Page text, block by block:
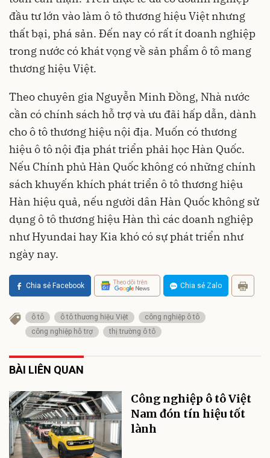
đầu tư lớn vào làm ô tô thương hiệu Việt nhưng
thất bại, phá sản. Đến nay có rất ít doanh nghiệp
trong nước có khát vọng về sản phẩm ô tô mang
thương hiệu Việt.
Theo chuyên gia Nguyễn Minh Đồng, Nhà nước
cần có chính sách hỗ trợ và ưu đãi hấp dẫn, dành
cho ô tô thương hiệu nội địa. Muốn có thương
hiệu ô tô nội địa phát triển phải học Hàn Quốc.
Nếu Chính phủ Hàn Quốc không có những chính
sách khuyến khích phát triển ô tô thương hiệu
Hàn hiệu quả, nếu người dân Hàn Quốc không sử
dụng ô tô thương hiệu Hàn thì các doanh nghiệp
như Hyundai hay Kia khó có sự phát triển như
ngày nay.
Chia sẻ Facebook Theo dõi trên Chia sẻ Zalo
ô tô ô tô thương hiệu Việt
công nghiệp ô tô
công nghiệp hỗ trợ
thị trường ô tô
BÀI LIÊN QUAN
Công nghiệp ô tô Việt
Nam đón tín hiệu tốt
lành